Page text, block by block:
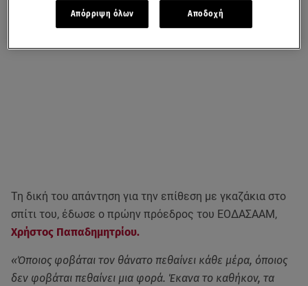
Τη δική του απάντηση για την επίθεση με γκαζάκια στο
σπίτι του, έδωσε ο πρώην πρόεδρος του ΕΟΔΑΣΑΑΜ,
Χρήστος Παπαδημητρίου.
«Όποιος φοβάται τον θάνατο πεθαίνει κάθε μέρα, όποιος
δεν φοβάται πεθαίνει μια φορά. Έκανα το καθήκον, τα
Απόρριψη όλων Αποδοχή